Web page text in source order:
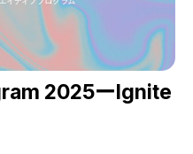
月刊誌
CGWORLD.jp
2025ーIgnite